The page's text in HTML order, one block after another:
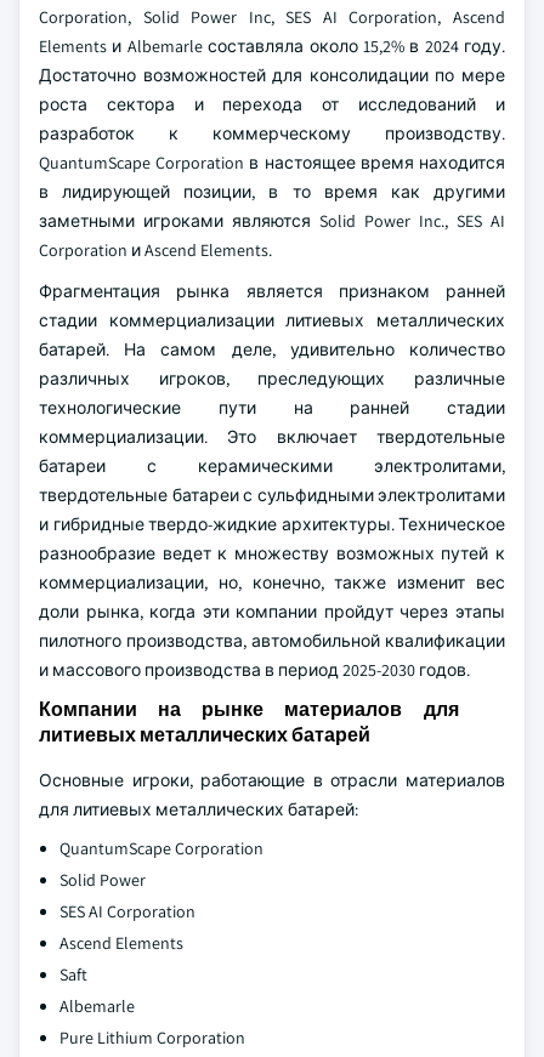
Corporation, Solid Power Inc, SES AI Corporation, Ascend
Elements и Albemarle составляла около 15,2% в 2024 году.
Достаточно возможностей для консолидации по мере
роста сектора и перехода от исследований и
разработок к коммерческому производству.
QuantumScape Corporation в настоящее время находится
в лидирующей позиции, в то время как другими
заметными игроками являются Solid Power Inc., SES AI
Corporation и Ascend Elements.
Фрагментация рынка является признаком ранней
стадии коммерциализации литиевых металлических
батарей. На самом деле, удивительно количество
различных игроков, преследующих различные
технологические пути на ранней стадии
коммерциализации. Это включает твердотельные
батареи с керамическими электролитами,
твердотельные батареи с сульфидными электролитами
и гибридные твердо-жидкие архитектуры. Техническое
разнообразие ведет к множеству возможных путей к
коммерциализации, но, конечно, также изменит вес
доли рынка, когда эти компании пройдут через этапы
пилотного производства, автомобильной квалификации
и массового производства в период 2025-2030 годов.
Компании на рынке материалов для
литиевых металлических батарей
Основные игроки, работающие в отрасли материалов
для литиевых металлических батарей:
QuantumScape Corporation
Solid Power
SES AI Corporation
Ascend Elements
Saft
Albemarle
Pure Lithium Corporation